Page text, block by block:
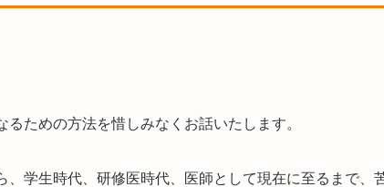
ための方法を惜しみなくお話いたします。
学生時代、研修医時代、医師として現在に至るまで、